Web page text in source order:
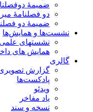
ضمیمۀ
دو فصلنامۀ
ضمیمۀ دو
نشست‌ها و همایش‌ها
نشستهای
همایش های
گالری
گزارش
پادکست‌ها
ویدئو
یاد مفاخر
نسخه و سند